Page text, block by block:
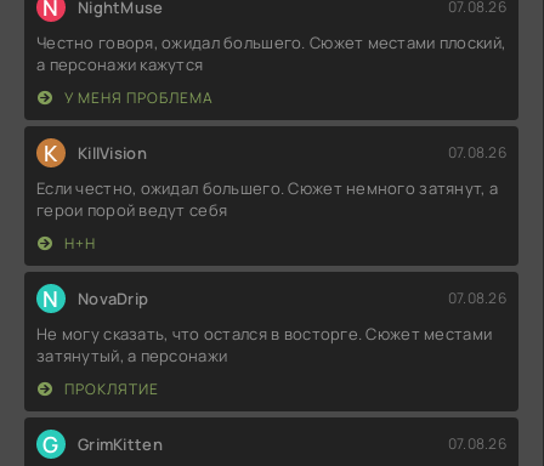
N NightMuse 07.08.26
Честно говоря, ожидал большего. Сюжет местами плоский,
а персонажи кажутся
У МЕНЯ ПРОБЛЕМА
K KillVision 07.08.26
Если честно, ожидал большего. Сюжет немного затянут, а
герои порой ведут себя
Н+Н
N NovaDrip 07.08.26
Не могу сказать, что остался в восторге. Сюжет местами
затянутый, а персонажи
ПРОКЛЯТИЕ
G GrimKitten 07.08.26